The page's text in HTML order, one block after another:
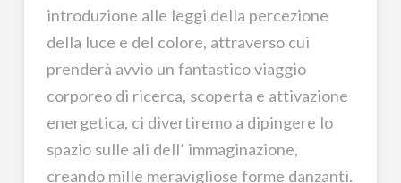
introduzione alle leggi della percezione
della luce e del colore, attraverso cui
prenderà avvio un fantastico viaggio
corporeo di ricerca, scoperta e attivazione
energetica, ci divertiremo a dipingere lo
spazio sulle ali dell’ immaginazione,
creando mille meravigliose forme danzanti.